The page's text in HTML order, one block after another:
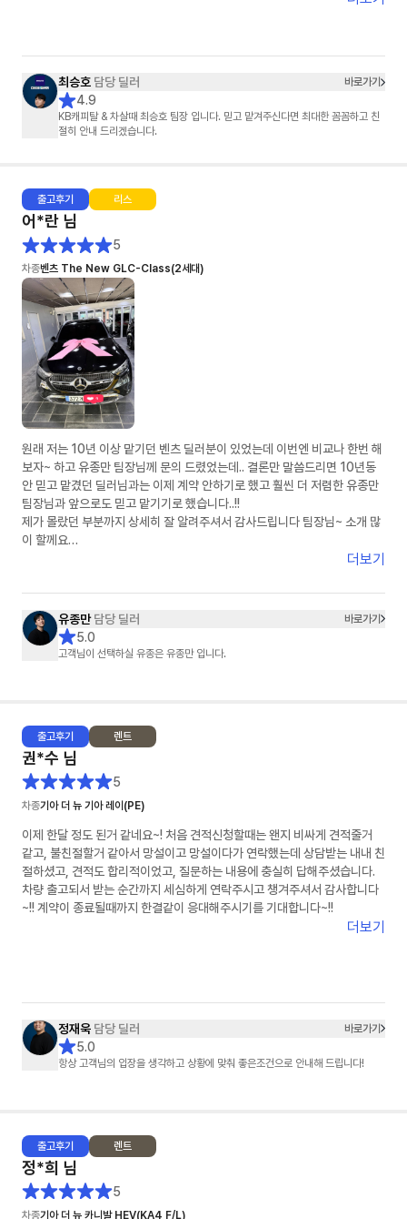
덕분에 기분 좋게 차를 인도받았습니다.
진심으로 감사드립니다. 😊
최승호 담당 딜러 바로가기
4.9
KB캐피탈 & 차살때 최승호 팀장 입니다. 믿고 맡겨주신다면 최대한 꼼꼼하고 친
절히 안내 드리겠습니다.
출고후기 리스
어*란 님
5
차종벤츠 The New GLC-Class(2세대)
원래 저는 10년 이상 맡기던 벤츠 딜러분이 있었는데 이번엔 비교나 한번 해
보자~ 하고 유종만 팀장님께 문의 드렸었는데.. 결론만 말씀드리면 10년동
안 믿고 맡겼던 딜러님과는 이제 계약 안하기로 했고 훨씬 더 저렴한 유종만
팀장님과 앞으로도 믿고 맡기기로 했습니다..!!
제가 몰랐던 부분까지 상세히 잘 알려주셔서 감사드립니다 팀장님~ 소개 많
이 할께요
더보기
유종만 담당 딜러 바로가기
5.0
고객님이 선택하실 유종은 유종만 입니다.
출고후기 렌트
권*수 님
5
차종기아 더 뉴 기아 레이(PE)
이제 한달 정도 된거 같네요~! 처음 견적신청할때는 왠지 비싸게 견적줄거
같고, 불친절할거 같아서 망설이고 망설이다가 연락했는데 상담받는 내내 친
절하셨고, 견적도 합리적이었고, 질문하는 내용에 충실히 답해주셨습니다.
차량 출고되서 받는 순간까지 세심하게 연락주시고 챙겨주셔서 감사합니다
~!! 계약이 종료될때까지 한결같이 응대해주시기를 기대합니다~!!
더보기
정재욱 담당 딜러 바로가기
5.0
항상 고객님의 입장을 생각하고 상황에 맞춰 좋은조건으로 안내해 드립니다!
출고후기 렌트
정*희 님
5
차종기아 더 뉴 카니발 HEV(KA4 F/L)